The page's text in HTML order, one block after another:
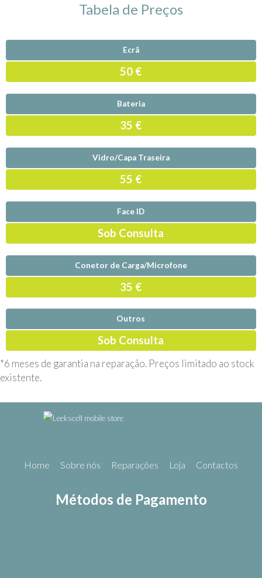
Tabela de Preços
Ecrã
50 €
Bateria
35 €
Vidro/Capa Traseira
55 €
Face ID
Sob Consulta
Conetor de Carga/Microfone
35 €
Outros
Sob Consulta
*6 meses de garantia na reparação. Preços limitado ao stock
existente.
Home Sobre nós Reparações Loja Contactos
Métodos de Pagamento